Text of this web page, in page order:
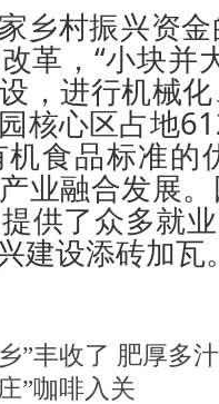
乡村振兴资
革，“小块并
，进行机械
核心区占地
食品标准的
业融合发展
供了众多就
建设添砖加瓦
”丰收了 肥厚多
”咖啡入关